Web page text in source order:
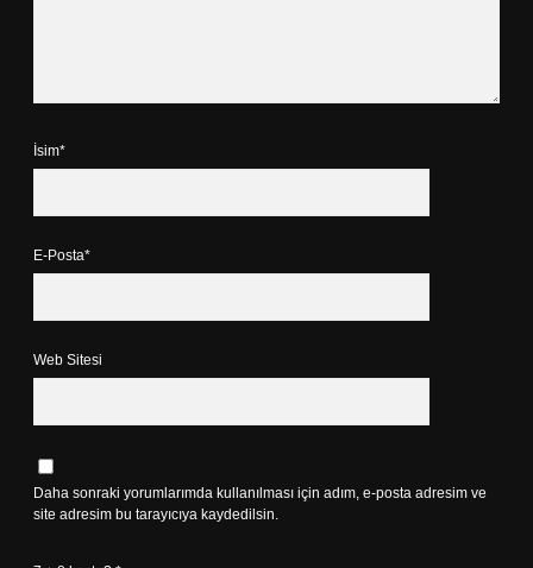
İsim*
E-Posta*
Web Sitesi
Daha sonraki yorumlarımda kullanılması için adım, e-posta adresim ve
site adresim bu tarayıcıya kaydedilsin.